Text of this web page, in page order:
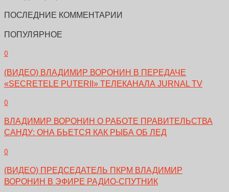
ПОСЛЕДНИЕ КОММЕНТАРИИ
ПОПУЛЯРНОЕ
0
(ВИДЕО) ВЛАДИМИР ВОРОНИН В ПЕРЕДАЧЕ
«SECRETELE PUTERII» ТЕЛЕКАНАЛА JURNAL TV
0
ВЛАДИМИР ВОРОНИН О РАБОТЕ ПРАВИТЕЛЬСТВА
САНДУ: ОНА БЬЕТСЯ КАК РЫБА ОБ ЛЕД
0
(ВИДЕО) ПРЕДСЕДАТЕЛЬ ПКРМ ВЛАДИМИР
ВОРОНИН В ЭФИРЕ РАДИО-СПУТНИК